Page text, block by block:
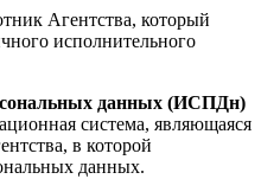
Агентства, который
исполнительного
данных (ИСПДн)
система, являющаяся
в которой
данных.